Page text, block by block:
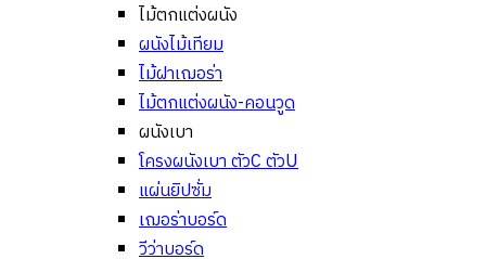
ไม้ตกแต่งผนัง
ผนังไม้เทียม
ไม้ฝาเฌอร่า
ไม้ตกแต่งผนัง-คอนวูด
ผนังเบา
โครงผนังเบา ตัวC ตัวU
แผ่นยิปซั่ม
เฌอร่าบอร์ด
วีว่าบอร์ด